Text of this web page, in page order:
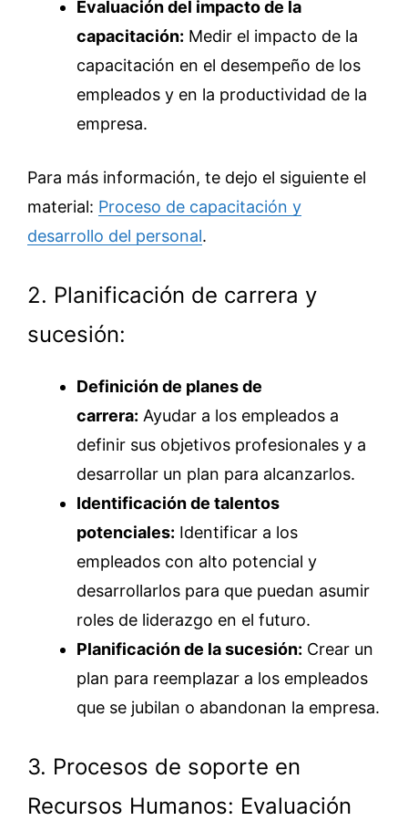
Evaluación del impacto de la
capacitación: Medir el impacto de la
capacitación en el desempeño de los
empleados y en la productividad de la
empresa.
Para más información, te dejo el siguiente el
material: Proceso de capacitación y
desarrollo del personal.
2. Planificación de carrera y
sucesión:
Definición de planes de
carrera: Ayudar a los empleados a
definir sus objetivos profesionales y a
desarrollar un plan para alcanzarlos.
Identificación de talentos
potenciales: Identificar a los
empleados con alto potencial y
desarrollarlos para que puedan asumir
roles de liderazgo en el futuro.
Planificación de la sucesión: Crear un
plan para reemplazar a los empleados
que se jubilan o abandonan la empresa.
3. Procesos de soporte en
Recursos Humanos: Evaluación